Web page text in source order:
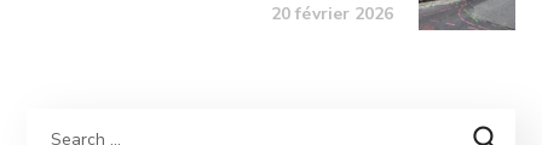
20 février 2026